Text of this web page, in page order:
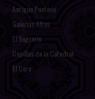
Antiguo Panteón
Galerías Altas
El Sagrario
Capillas de la Catedral
El Coro